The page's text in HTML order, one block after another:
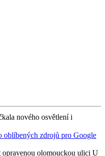
nového osvětlení i
oblíbených zdrojů pro Google
olomouckou ulici U